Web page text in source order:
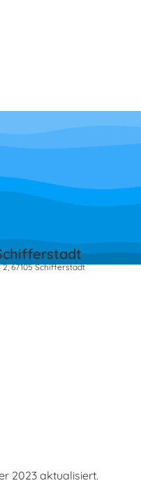
67105 Schifferstadt
2023 aktualisiert.